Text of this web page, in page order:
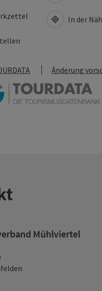
In der
Änderung
Mühlviertel